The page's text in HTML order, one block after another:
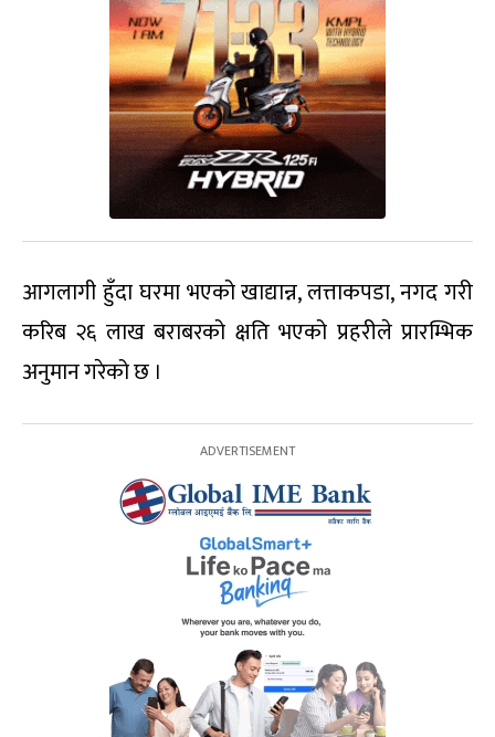
आगलागी हुँदा घरमा भएको खाद्यान्न, लत्ताकपडा, नगद गरी
करिब २६ लाख बराबरको क्षति भएको प्रहरीले प्रारम्भिक
अनुमान गरेको छ ।